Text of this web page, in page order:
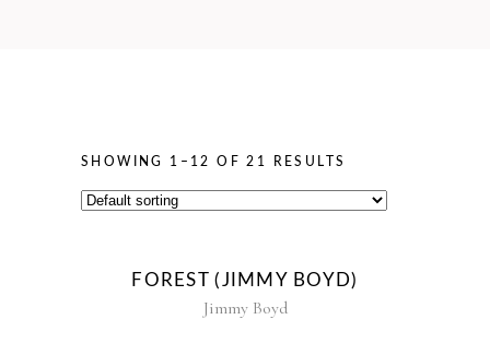
SHOWING 1–12 OF 21 RESULTS
FOREST (JIMMY BOYD)
Jimmy Boyd